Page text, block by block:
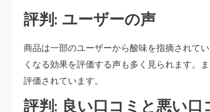
評判: ユーザーの声
商品は一部のユーザーから酸味を指摘されて
くなる効果を評価する声も多く見られます。
評価されています。
評判: 良い口コミと悪い口